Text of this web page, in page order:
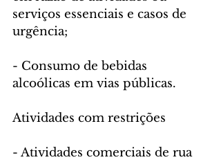
serviços essenciais e casos de
urgência;
- Consumo de bebidas
alcoólicas em vias públicas.
Atividades com restrições
- Atividades comerciais de rua